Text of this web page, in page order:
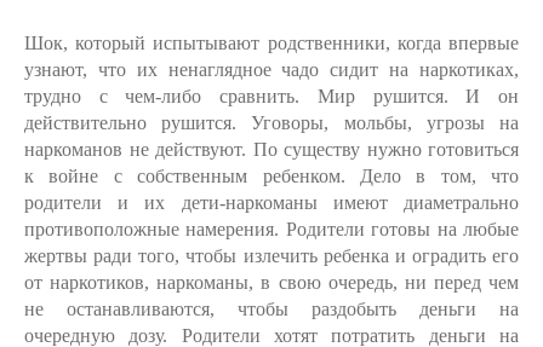
Шок, который испытывают родственники, когда впервые
узнают, что их ненаглядное чадо сидит на наркотиках,
трудно с чем-либо сравнить. Мир рушится. И он
действительно рушится. Уговоры, мольбы, угрозы на
наркоманов не действуют. По существу нужно готовиться
к войне с собственным ребенком. Дело в том, что
родители и их дети-наркоманы имеют диаметрально
противоположные намерения. Родители готовы на любые
жертвы ради того, чтобы излечить ребенка и оградить его
от наркотиков, наркоманы, в свою очередь, ни перед чем
не останавливаются, чтобы раздобыть деньги на
очередную дозу. Родители хотят потратить деньги на